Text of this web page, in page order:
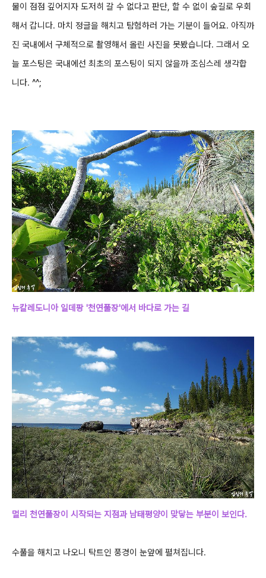
물이 점점 깊어지자 도저히 갈 수 없다고 판단, 할 수 없이 숲길로 우회
해서 갑니다. 마치 정글을 해치고 탐험하러 가는 기분이 들어요. 아직까
진 국내에서 구체적으로 촬영해서 올린 사진을 못봤습니다. 그래서 오
늘 포스팅은 국내에선 최초의 포스팅이 되지 않을까 조심스레 생각합
니다. ^^;
뉴칼레도니아 일데팡 '천연풀장'에서 바다로 가는 길
멀리 천연풀장이 시작되는 지점과 남태평양이 맞닿는 부분이 보인다.
수풀을 해치고 나오니 탁트인 풍경이 눈앞에 펼쳐집니다.